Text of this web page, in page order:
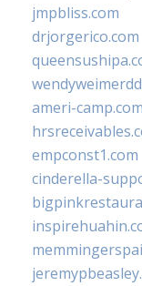
jmpbliss.com
drjorgerico.com
ameri-camp.com
empconst1.com
cinderella-